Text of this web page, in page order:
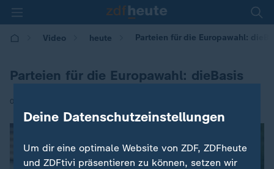
Video heute Parteien für die Europawahl:
Parteien für die Europawahl: dieBasis
03.06.2024 | 13:08
Deine Datenschutzeinstellungen
Um dir eine optimale Website von ZDF, ZDFheute
und ZDFtivi präsentieren zu können, setzen wir